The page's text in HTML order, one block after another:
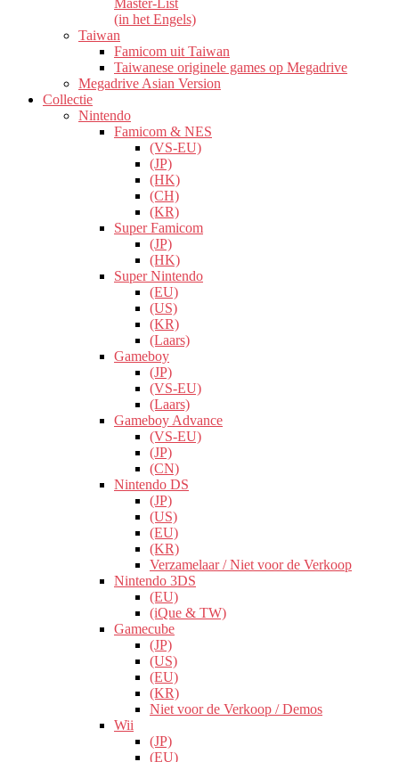
Master-List
(in het Engels)
Taiwan
Famicom uit Taiwan
Taiwanese originele games op Megadrive
Megadrive Asian Version
Collectie
Nintendo
Famicom & NES
(VS-EU)
(JP)
(HK)
(CH)
(KR)
Super Famicom
(JP)
(HK)
Super Nintendo
(EU)
(US)
(KR)
(Laars)
Gameboy
(JP)
(VS-EU)
(Laars)
Gameboy Advance
(VS-EU)
(JP)
(CN)
Nintendo DS
(JP)
(US)
(EU)
(KR)
Verzamelaar / Niet voor de Verkoop
Nintendo 3DS
(EU)
(iQue & TW)
Gamecube
(JP)
(US)
(EU)
(KR)
Niet voor de Verkoop / Demos
Wii
(JP)
(EU)